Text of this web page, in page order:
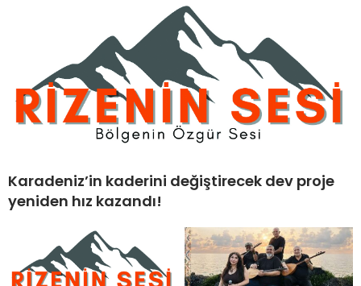
Karadeniz’in kaderini değiştirecek dev proje
yeniden hız kazandı!